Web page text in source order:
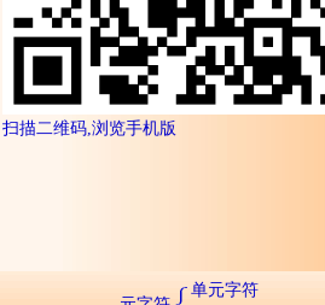
扫描二维码,浏览手机版
单元字符